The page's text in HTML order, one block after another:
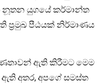
නූතන යුගයේ කර්මාන්ත
ප්‍රමුඛ පීඨයක් නිර්මාණය
ඇති කිරීමට මෙම
ඇති අතර, අපගේ සමස්ත